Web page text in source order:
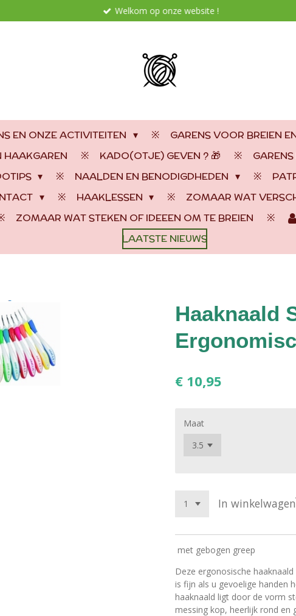
Welkom op onze website !
EN ONZE ACTIVITEITEN
GARENS VOOR BREIEN
HAAKGAREN
KADO(OTJE) GEVEN ? 🎁
NAALDEN EN BENODIGDHEDEN
HAAKLESSEN
ZOMAAR WAT
ZOMAAR WAT STEKEN OF IDEEEN OM TE BREIEN
LAATSTE NIEUWS
Haaknaald
€ 10,95
Maat
In winkelwagen
met gebogen greep
Deze ergonosische
is fijn als u gevoelige handen
haaknaald ligt door de vorm
messing kop, heerlijk rond en